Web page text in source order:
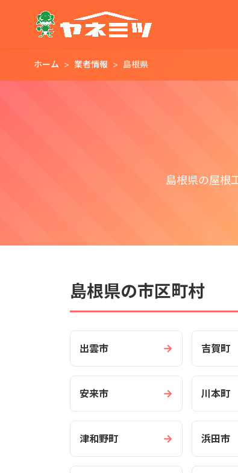
ホーム 業者情報 島根県
島根県の屋根
島根県の市区町村
出雲市 → 吉賀町
安来市 → 川本町
津和野町 → 浜田市